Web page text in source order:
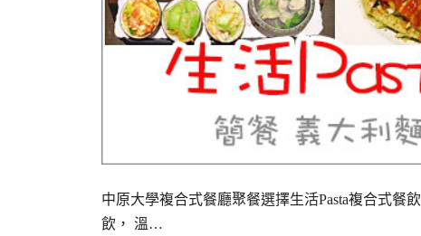
中原大學複合式餐廳聚餐選擇生活Pasta複合式餐
飲， 溫…